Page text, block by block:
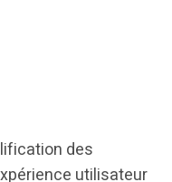
des
utilisateur